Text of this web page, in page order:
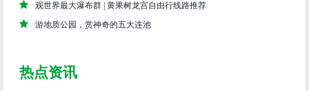
观世界最大瀑布群 | 黄果树龙宫自由行线路推荐
游地质公园，赏神奇的五大连池
热点资讯